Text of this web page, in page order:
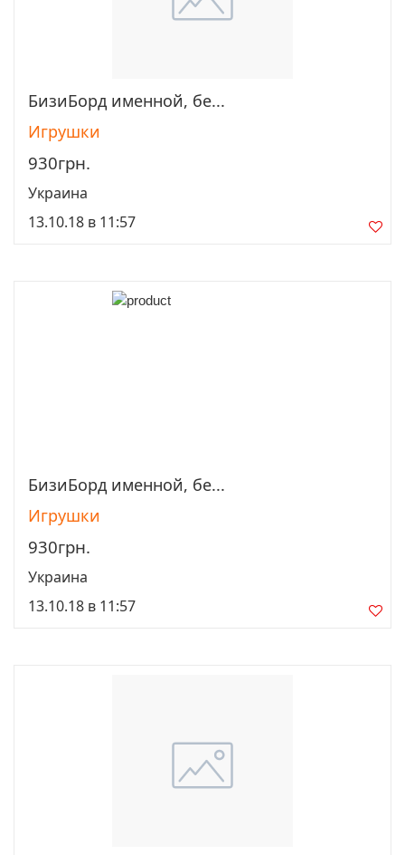
Просмотреть
БизиБорд именной, бе...
Игрушки
930грн.
Украина
13.10.18 в 11:57
Просмотреть
БизиБорд именной, бе...
Игрушки
930грн.
Украина
13.10.18 в 11:57